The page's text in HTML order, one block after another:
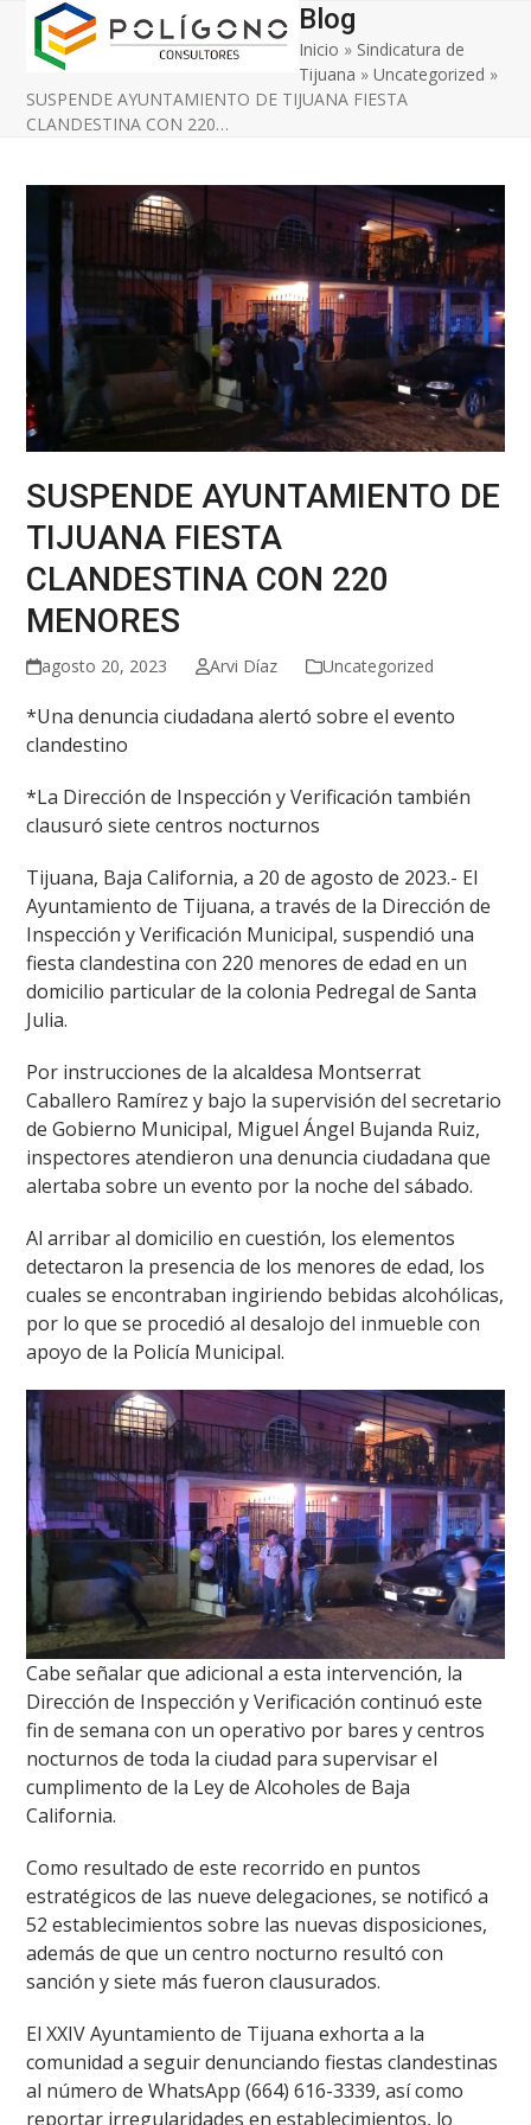
Skip
content
Open
mobile
menu
Close
mobile
menu
Blog
Inicio » Sindicatura de
Tijuana »Uncategorized »
SUSPENDE AYUNTAMIENTO DE TIJUANA FIESTA
CLANDESTINA CON 220…
SUSPENDE AYUNTAMIENTO DE
TIJUANA FIESTA
CLANDESTINA CON 220
MENORES
agosto 20, 2023 Arvi Díaz Uncategorized
*Una denuncia ciudadana alertó sobre el evento
clandestino
*La Dirección de Inspección y Verificación también
clausuró siete centros nocturnos
Tijuana, Baja California, a 20 de agosto de 2023.- El
Ayuntamiento de Tijuana, a través de la Dirección de
Inspección y Verificación Municipal, suspendió una
fiesta clandestina con 220 menores de edad en un
domicilio particular de la colonia Pedregal de Santa
Julia.
Por instrucciones de la alcaldesa Montserrat
Caballero Ramírez y bajo la supervisión del secretario
de Gobierno Municipal, Miguel Ángel Bujanda Ruiz,
inspectores atendieron una denuncia ciudadana que
alertaba sobre un evento por la noche del sábado.
Al arribar al domicilio en cuestión, los elementos
detectaron la presencia de los menores de edad, los
cuales se encontraban ingiriendo bebidas alcohólicas,
por lo que se procedió al desalojo del inmueble con
apoyo de la Policía Municipal.
Cabe señalar que adicional a esta intervención, la
Dirección de Inspección y Verificación continuó este
fin de semana con un operativo por bares y centros
nocturnos de toda la ciudad para supervisar el
cumplimento de la Ley de Alcoholes de Baja
California.
Como resultado de este recorrido en puntos
estratégicos de las nueve delegaciones, se notificó a
52 establecimientos sobre las nuevas disposiciones,
además de que un centro nocturno resultó con
sanción y siete más fueron clausurados.
El XXIV Ayuntamiento de Tijuana exhorta a la
comunidad a seguir denunciando fiestas clandestinas
al número de WhatsApp (664) 616-3339, así como
reportar irregularidades en establecimientos, lo